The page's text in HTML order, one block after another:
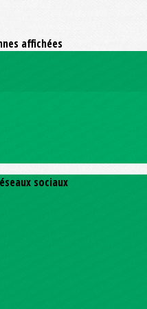
affichées
sociaux